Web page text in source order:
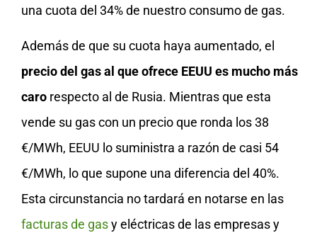
una cuota del 34% de nuestro consumo de gas.
Además de que su cuota haya aumentado, el
precio del gas al que ofrece EEUU es mucho más
caro respecto al de Rusia. Mientras que esta
vende su gas con un precio que ronda los 38
€/MWh, EEUU lo suministra a razón de casi 54
€/MWh, lo que supone una diferencia del 40%.
Esta circunstancia no tardará en notarse en las
facturas de gasy eléctricas de las empresas y